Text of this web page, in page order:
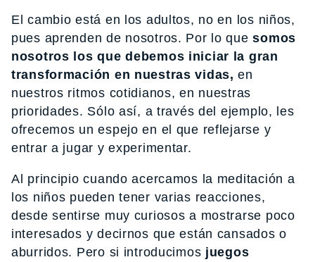
El cambio está en los adultos, no en los niños,
pues aprenden de nosotros. Por lo quesomos
nosotros los que debemos iniciar la gran
transformación en nuestras vidas, en
nuestros ritmos cotidianos, en nuestras
prioridades. Sólo así, a través del ejemplo, les
ofrecemos un espejo en el que reflejarse y
entrar a jugar y experimentar.
Al principio cuando acercamos la meditación a
los niños pueden tener varias reacciones,
desde sentirse muy curiosos a mostrarse poco
interesados y decirnos que están cansados o
aburridos. Pero si introducimos juegos